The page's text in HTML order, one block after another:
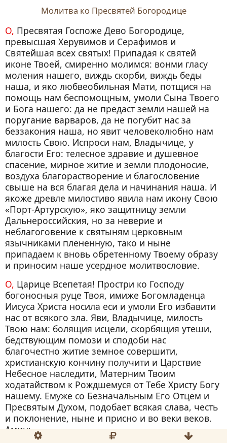
Молитва ко Пресвятей Богородице
О, Пресвятая Госпоже Дево Богородице,
превысшая Херувимов и Серафимов и
Святейшая всех святых! Припадая к святей
иконе Твоей, смиренно молимся: вонми гласу
моления нашего, виждь скорби, виждь беды
наша, и яко любвеобильная Мати, потщися на
помощь нам беспомощным, умоли Сына Твоего
и Бога нашего: да не предаст земли нашей на
поругание варваров, да не погубит нас за
беззакония наша, но явит человеколюбно нам
милость Свою. Испроси нам, Владычице, у
благости Его: телесное здравие и душевное
спасение, мирное житие и земли плодоносие,
воздуха благорастворение и благословение
свыше на вся благая дела и начинания наша. И
якоже древле милостиво явила нам икону Свою
«Порт-Артурскую», яко защитницу земли
Дальнероссийския, но за неверие и
неблагоговение к святыням церковным
язычниками плененную, тако и ныне
припадаем к вновь обретенному Твоему образу
и приносим наше усердное молитвословие.
О, Царице Всепетая! Простри ко Господу
богоносныя руце Твоя, имиже Богомладенца
Иисуса Христа носила еси и умоли Его избавити
нас от всякого зла. Яви, Владычице, милость
Твою нам: болящия исцели, скорбящия утеши,
бедствующим помози и сподоби нас
благочестно житие земное совершити,
христианскую кончину получити и Царствие
Небесное наследити, Матерним Твоим
ходатайством к Рождшемуся от Тебе Христу Богу
нашему. Емуже со Безначальным Его Отцем и
Пресвятым Духом, подобает всякая слава, честь
и поклонение, ныне и присно и во веки веков.
Аминь.